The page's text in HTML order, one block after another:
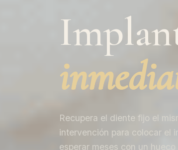
Recupera el diente fijo el
intervención para colocar el
esperar meses con un hueco